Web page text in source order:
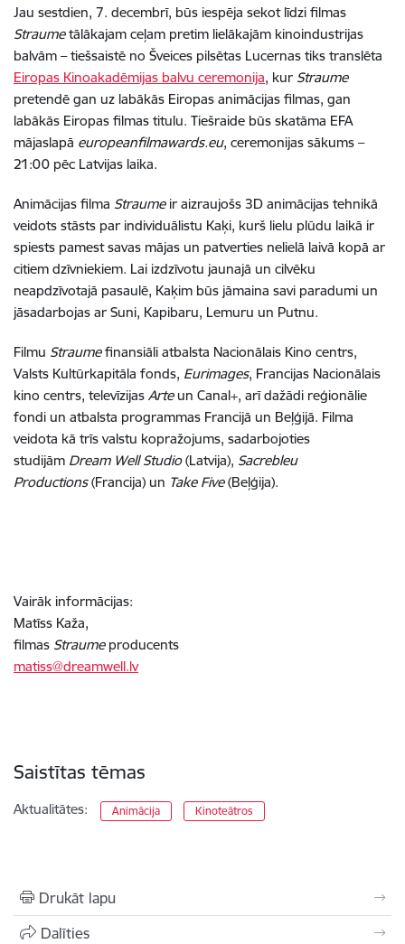
Jau sestdien, 7. decembrī, būs iespēja sekot līdzi filmas
Straumetālākajam ceļam pretim lielākajām kinoindustrijas
balvām – tiešsaistē no Šveices pilsētas Lucernas tiks translēta
Eiropas Kinoakadēmijas balvu ceremonija, kur Straume
pretendē gan uz labākās Eiropas animācijas filmas, gan
labākās Eiropas filmas titulu. Tiešraide būs skatāma EFA
mājaslapā europeanfilmawards.eu, ceremonijas sākums –
21:00 pēc Latvijas laika.
Animācijas filma Straumeir aizraujošs 3D animācijas tehnikā
veidots stāsts par individuālistu Kaķi, kurš lielu plūdu laikā ir
spiests pamest savas mājas un patverties nelielā laivā kopā ar
citiem dzīvniekiem. Lai izdzīvotu jaunajā un cilvēku
neapdzīvotajā pasaulē, Kaķim būs jāmaina savi paradumi un
jāsadarbojas ar Suni, Kapibaru, Lemuru un Putnu.
Filmu Straumefinansiāli atbalsta Nacionālais Kino centrs,
Valsts Kultūrkapitāla fonds, Eurimages, Francijas Nacionālais
kino centrs, televīzijas Arteun Canal+, arī dažādi reģionālie
fondi un atbalsta programmas Francijā un Beļģijā. Filma
veidota kā trīs valstu kopražojums, sadarbojoties
studijām Dream Well Studio(Latvija), Sacrebleu
Productions(Francija) un Take Five(Beļģija).
Vairāk informācijas:
Matīss Kaža,
filmas Straumeproducents
matiss@dreamwell.lv
Saistītas tēmas
Aktualitātes: Animācija Kinoteātros
Drukāt lapu
Dalīties